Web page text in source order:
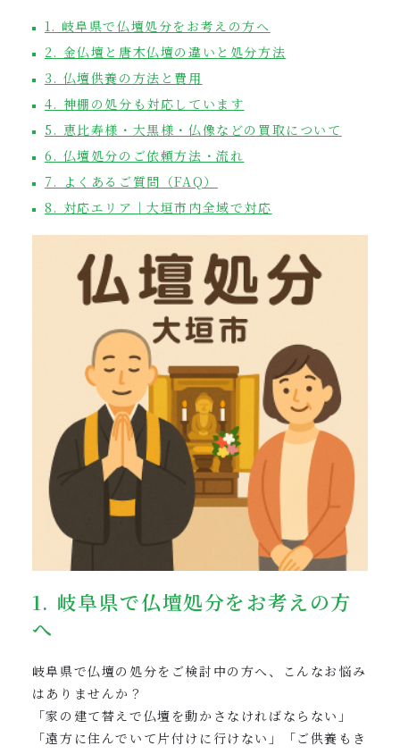
1. 岐阜県で仏壇処分をお考えの方へ
2. 金仏壇と唐木仏壇の違いと処分方法
3. 仏壇供養の方法と費用
4. 神棚の処分も対応しています
5. 恵比寿様・大黒様・仏像などの買取について
6. 仏壇処分のご依頼方法・流れ
7. よくあるご質問（FAQ）
8. 対応エリア｜大垣市内全域で対応
1. 岐阜県で仏壇処分をお考えの方
へ
岐阜県で仏壇の処分をご検討中の方へ、こんなお悩み
はありませんか？
「家の建て替えで仏壇を動かさなければならない」
「遠方に住んでいて片付けに行けない」「ご供養もき